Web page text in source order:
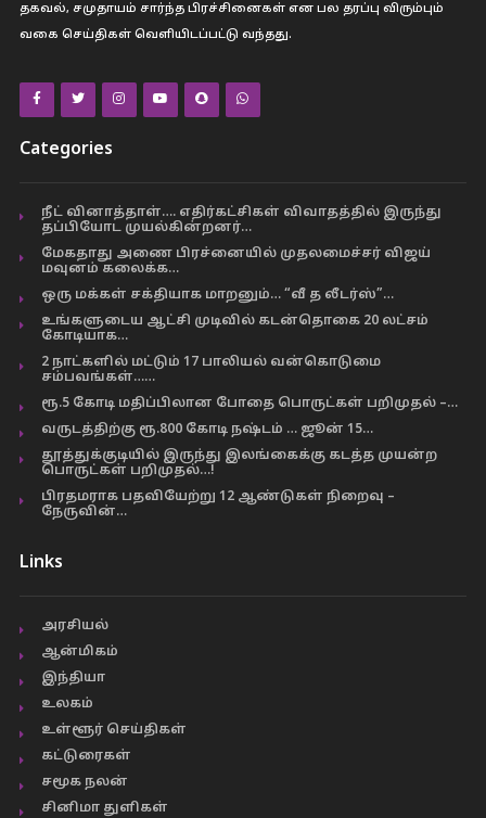
தகவல், சமுதாயம் சார்ந்த பிரச்சினைகள் என பல தரப்பு விரும்பும்
வகை செய்திகள் வெளியிடப்பட்டு வந்தது.
Categories
நீட் வினாத்தாள்…. எதிர்கட்சிகள் விவாதத்தில் இருந்து
தப்பியோட முயல்கின்றனர்…
மேகதாது அணை பிரச்னையில் முதலமைச்சர் விஜய்
மவுனம் கலைக்க…
ஒரு மக்கள் சக்தியாக மாறனும்… “வீ த லீடர்ஸ்”…
உங்களுடைய ஆட்சி முடிவில் கடன்தொகை 20 லட்சம்
கோடியாக…
2 நாட்களில் மட்டும் 17 பாலியல் வன்கொடுமை
சம்பவங்கள்……
ரூ.5 கோடி மதிப்பிலான போதை பொருட்கள் பறிமுதல் –…
வருடத்திற்கு ரூ.800 கோடி நஷ்டம் … ஜூன் 15…
தூத்துக்குடியில் இருந்து இலங்கைக்கு கடத்த முயன்ற
பொருட்கள் பறிமுதல்…!
பிரதமராக பதவியேற்று 12 ஆண்டுகள் நிறைவு –
நேருவின்…
Links
அரசியல்
ஆன்மிகம்
இந்தியா
உலகம்
உள்ளூர் செய்திகள்
கட்டுரைகள்
சமூக நலன்
சினிமா துளிகள்